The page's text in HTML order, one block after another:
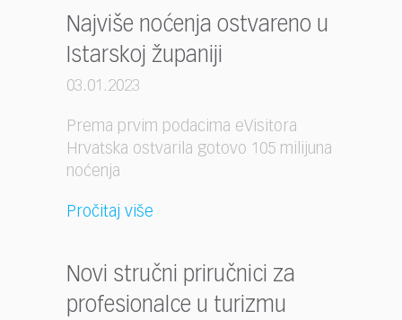
Najviše noćenja ostvareno u
Istarskoj županiji
03.01.2023
Prema prvim podacima eVisitora
Hrvatska ostvarila gotovo 105 milijuna
noćenja
Pročitaj više
Novi stručni priručnici za
profesionalce u turizmu